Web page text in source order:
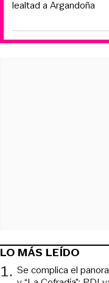
lealtad a Argandoña
LO MÁS LEÍDO
1. Se complica el